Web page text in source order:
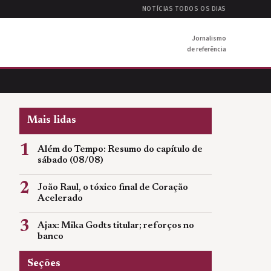
NOTÍCIAS TODOS OS DIAS
Jornalismo
de referência
Mais lidas
1
Além do Tempo: Resumo do capítulo de
sábado (08/08)
2
João Raul, o tóxico final de Coração
Acelerado
3
Ajax: Mika Godts titular; reforços no
banco
Seções